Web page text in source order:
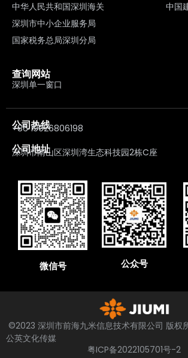
中华人民共和国深圳海关
深圳市中小企业服务局
国家税务总局深圳分局
中国
查询网站
深圳单一窗口
公司热线
+86 19926806198
公司地址
深圳市南山区深圳湾生态科技园2栋C座
微信号 公众号
粤ICP备2022105701号-2
©2023 深圳市前海九米信息技术有限公司 版权
公英文化传媒